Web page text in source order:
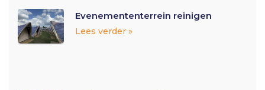
Evenemententerrein reinigen
Lees verder »